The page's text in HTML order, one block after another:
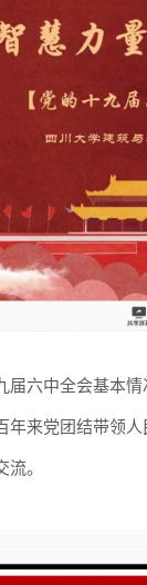
六中全会基本
来党团结带领
。